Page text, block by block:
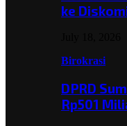
ke
Birokrasi
DPRD
Rp501